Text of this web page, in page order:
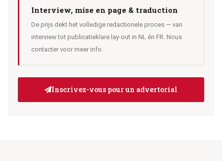
Interview, mise en page & traduction
De prijs dekt het volledige redactionele proces — van
interview tot publicatieklare lay-out in NL én FR. Nous
contacter voor meer info.
Inscrivez-vous pour un advertorial